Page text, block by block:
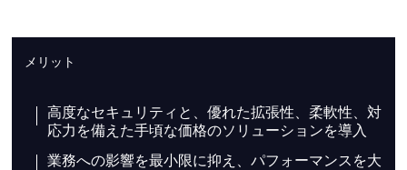
メリット
高度なセキュリティと、優れた拡張性、柔軟性、対
応力を備えた手頃な価格のソリューションを導入
業務への影響を最小限に抑え、パフォーマンスを大